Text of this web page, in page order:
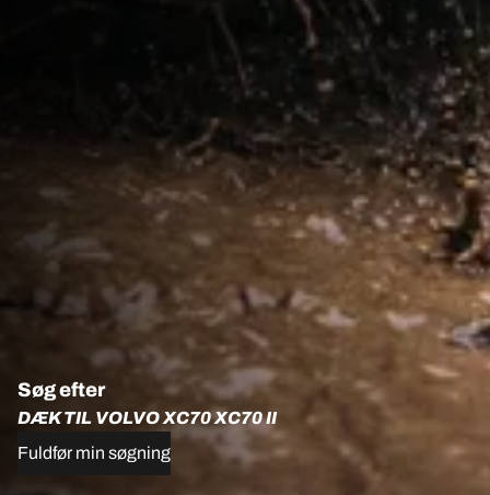
Søg efter
DÆK TIL VOLVO XC70 XC70 II
Fuldfør min søgning